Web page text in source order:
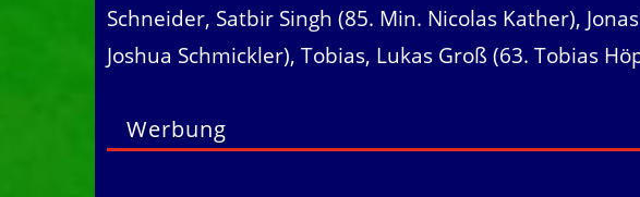
Schneider, Satbir Singh (85. Min. Nicolas Kather),
Joshua Schmickler), Tobias, Lukas Groß (63. Tobias
Werbung